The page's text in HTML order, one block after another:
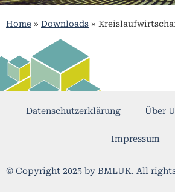
Home » Downloads »
© Copyright 2025 by BMLUK. All
Datenschutzerklärung Über
Impressum